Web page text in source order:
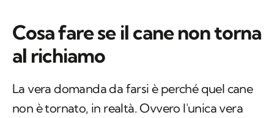
Cosa fare se il cane non torna
La vera domanda da farsi è perché quel cane